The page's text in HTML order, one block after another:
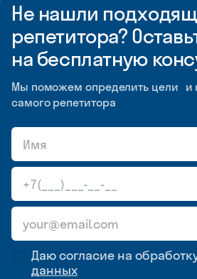
Не нашли
репетитора?
на бесплатную
Мы поможем определить цели и
самого репетитора
Даю согласие на
данных